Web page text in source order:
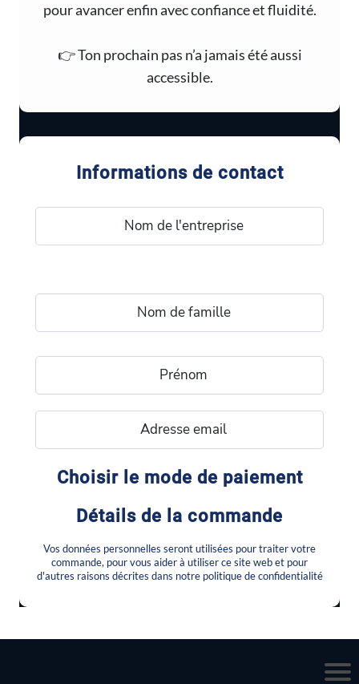
pour avancer enfin avec confiance et fluidité.
👉 Ton prochain pas n’a jamais été aussi
accessible.
Informations de contact
Choisir le mode de paiement
Détails de la commande
Vos données personnelles seront utilisées pour traiter votre
commande, pour vous aider à utiliser ce site web et pour
d'autres raisons décrites dans notre politique de confidentialité